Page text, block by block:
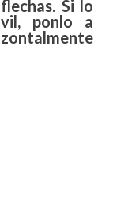
. Si lo
ponlo a